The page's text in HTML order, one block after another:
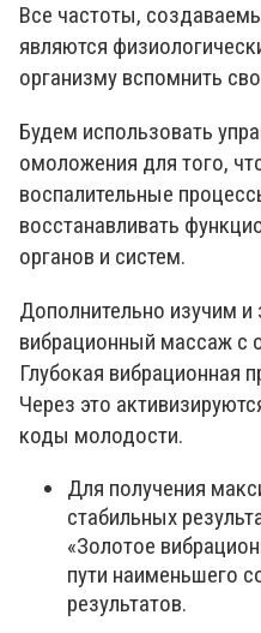
Все частоты,
являются
организму вспомнить
Будем использовать
омоложения для того,
воспалительные
восстанавливать
органов и систем.
Дополнительно изучим и
вибрационный массаж с
Глубокая вибрационная
Через это
коды молодости.
Для получения
стабильных
«Золотое
пути наименьшего
результатов.